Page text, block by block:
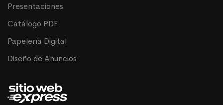
Presentaciones
Catálogo PDF
Papelería Digital
Diseño de Anuncios